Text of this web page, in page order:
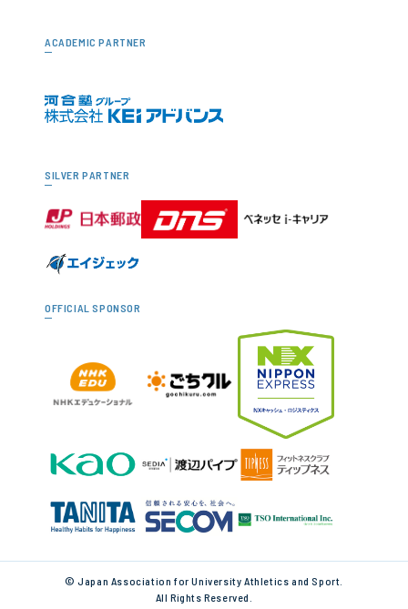
ACADEMIC PARTNER
SILVER PARTNER
OFFICIAL SPONSOR
© Japan Association for University Athletics and Sport.
All Rights Reserved.